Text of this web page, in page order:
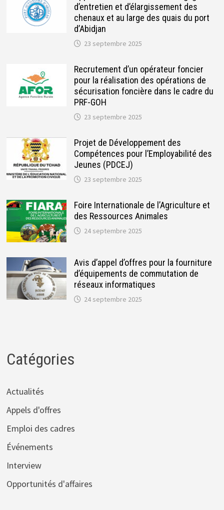
d’entretien et d’élargissement des
chenaux et au large des quais du port
d’Abidjan
23 septembre 2025
Recrutement d’un opérateur foncier
pour la réalisation des opérations de
sécurisation foncière dans le cadre du
PRF-GOH
23 septembre 2025
Projet de Développement des
Compétences pour l’Employabilité des
Jeunes (PDCEJ)
23 septembre 2025
Foire Internationale de l’Agriculture et
des Ressources Animales
24 septembre 2025
Avis d’appel d’offres pour la fourniture
d’équipements de commutation de
réseaux informatiques
24 septembre 2025
Catégories
Actualités
Appels d'offres
Emploi des cadres
Événements
Interview
Opportunités d'affaires